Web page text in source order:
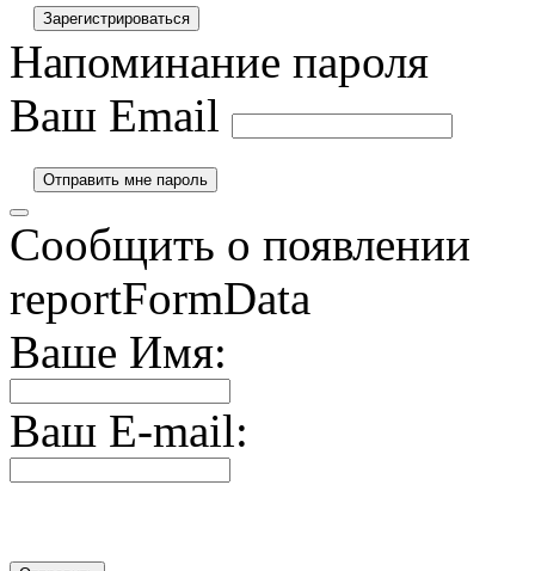
Напоминание пароля
Ваш Email
Сообщить о появлении
reportFormData
Ваше Имя:
Ваш E-mail: